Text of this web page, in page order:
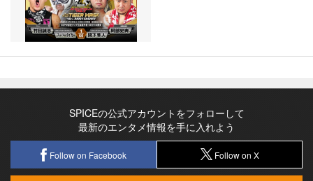
SPICEの公式アカウントをフォローして
最新のエンタメ情報を手に入れよう
Follow on Facebook Follow on X